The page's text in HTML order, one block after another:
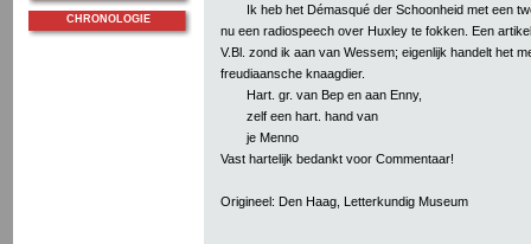
Ik heb het Démasqué der Schoonheid met een
nu een radiospeech over Huxley te fokken. Een
V.Bl. zond ik aan van Wessem; eigenlijk handelt het
freudiaansche knaagdier.
Hart. gr. van Bep en aan Enny,
zelf een hart. hand van
je Menno
Vast hartelijk bedankt voor Commentaar!
Origineel: Den Haag, Letterkundig Museum
CHRONOLOGIE